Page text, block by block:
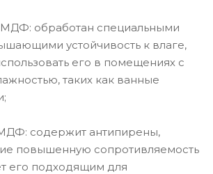
МДФ: обработан специальными
устойчивость к влаге,
его в помещениях с
таких как ванные
содержит антипирены,
повышенную сопротивляемость
его подходящим для